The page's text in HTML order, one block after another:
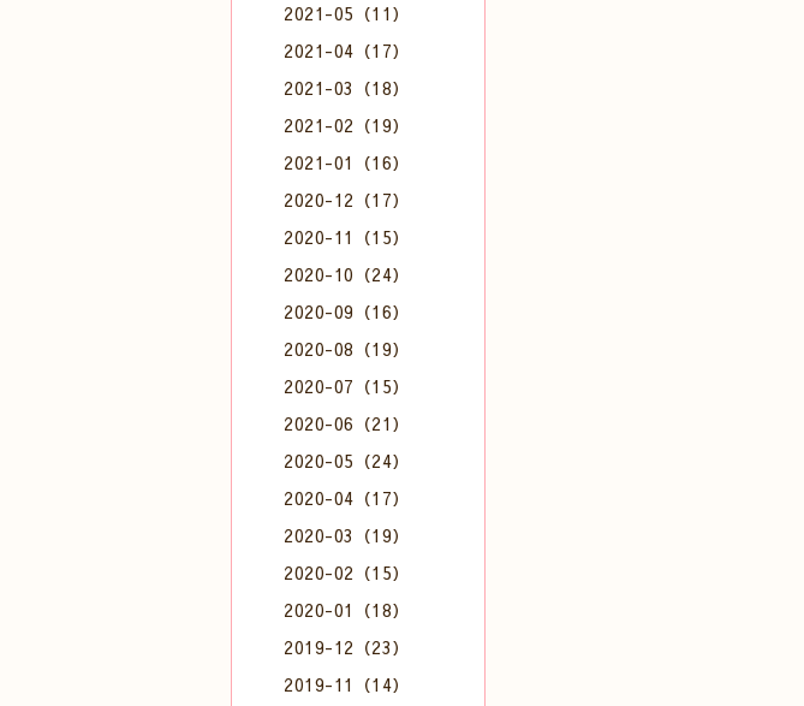
2021-05（11）
2021-04（17）
2021-03（18）
2021-02（19）
2021-01（16）
2020-12（17）
2020-11（15）
2020-10（24）
2020-09（16）
2020-08（19）
2020-07（15）
2020-06（21）
2020-05（24）
2020-04（17）
2020-03（19）
2020-02（15）
2020-01（18）
2019-12（23）
2019-11（14）